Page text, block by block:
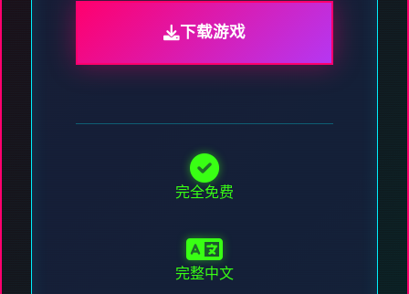
下载游戏
完全免费
完整中文